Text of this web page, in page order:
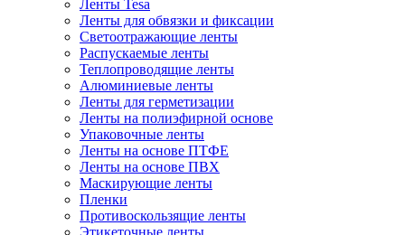
Ленты Tesa
Ленты для обвязки и фиксации
Светоотражающие ленты
Распускаемые ленты
Теплопроводящие ленты
Алюминиевые ленты
Ленты для герметизации
Ленты на полиэфирной основе
Упаковочные ленты
Ленты на основе ПТФЕ
Ленты на основе ПВХ
Маскирующие ленты
Пленки
Противоскользящие ленты
Этикеточные ленты